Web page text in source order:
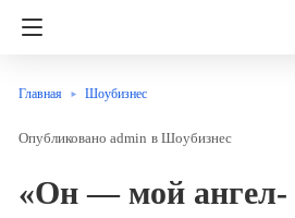
Главная Шоубизнес
admin в Шоубизнес
«Он — мой ангел-